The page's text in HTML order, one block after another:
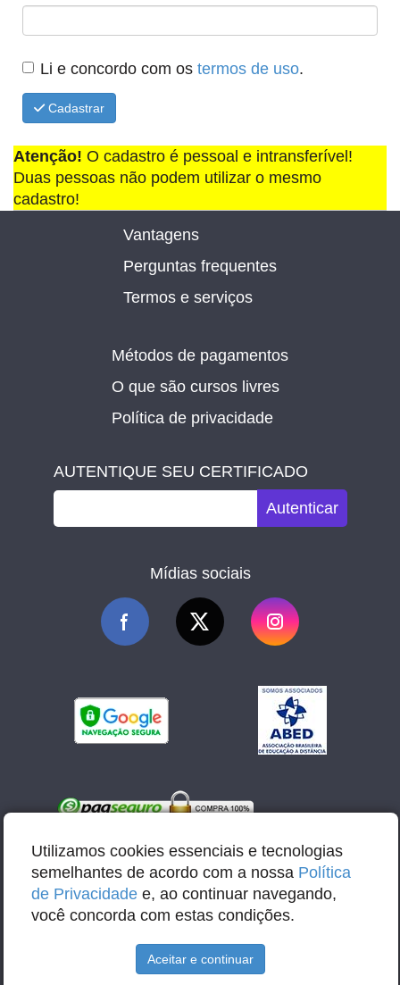
Li e concordo com os termos de uso.
Cadastrar
Atenção! O cadastro é pessoal e intransferível!
Duas pessoas não podem utilizar o mesmo
cadastro!
Vantagens
Perguntas frequentes
Termos e serviços
Métodos de pagamentos
O que são cursos livres
Política de privacidade
AUTENTIQUE SEU CERTIFICADO
Autenticar
Mídias sociais
E-mail: contato@abbacursos.com.br
Utilizamos cookies essenciais e tecnologias
semelhantes de acordo com a nossa Política
de Privacidade e, ao continuar navegando,
você concorda com estas condições.
Aceitar e continuar